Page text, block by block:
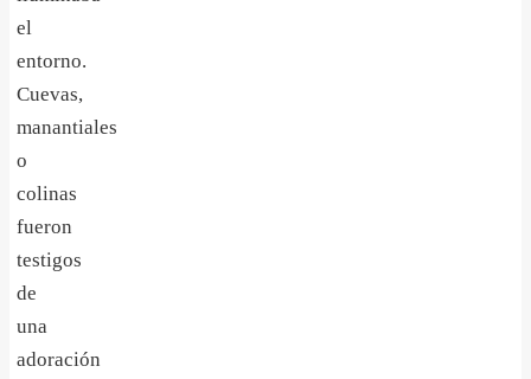
el
entorno.
Cuevas,
manantiales
o
colinas
fueron
testigos
de
una
adoración